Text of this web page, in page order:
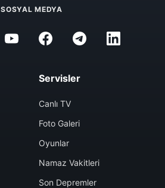
SOSYAL MEDYA
Servisler
Canlı TV
Foto Galeri
Oyunlar
Namaz Vakitleri
Son Depremler